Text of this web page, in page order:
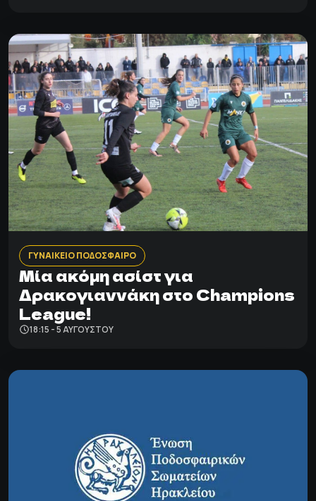
ΓΥΝΑΙΚΕΙΟ ΠΟΔΟΣΦΑΙΡΟ
Μία ακόμη ασίστ για
Δρακογιαννάκη στο Champions
League!
18:15 - 5 ΑΥΓΟΎΣΤΟΥ